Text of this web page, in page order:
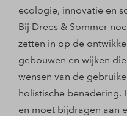
ecologie, innovatie en
Bij Drees & Sommer
zetten in op de
gebouwen en wijken
wensen van de
holistische benadering.
en moet bijdragen aan